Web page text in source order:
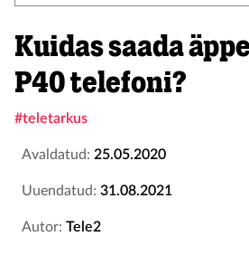
Kuidas saada
P40 telefoni?
#teletarkus
Avaldatud: 25.05.2020
Uuendatud: 31.08.2021
Autor: Tele2